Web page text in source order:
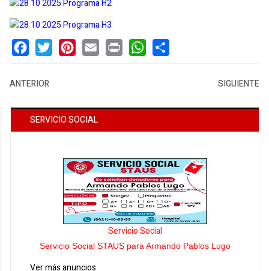
ANTERIOR SIGUIENTE
SERVICIO SOCIAL
Servicio Social
Servicio Social STAUS para Armando Pablos Lugo
Ver más anuncios